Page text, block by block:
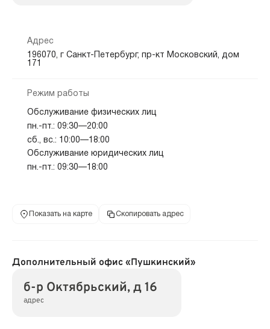
Адрес
196070, г Санкт-Петербург, пр-кт Московский, дом
171
Режим работы
Обслуживание физических лиц
пн.-пт.: 09:30—20:00
сб., вс.: 10:00—18:00
Обслуживание юридических лиц
пн.-пт.: 09:30—18:00
Показать на карте Скопировать адрес
Дополнительный офис «Пушкинский»
б-р Октябрьский, д 16
адрес